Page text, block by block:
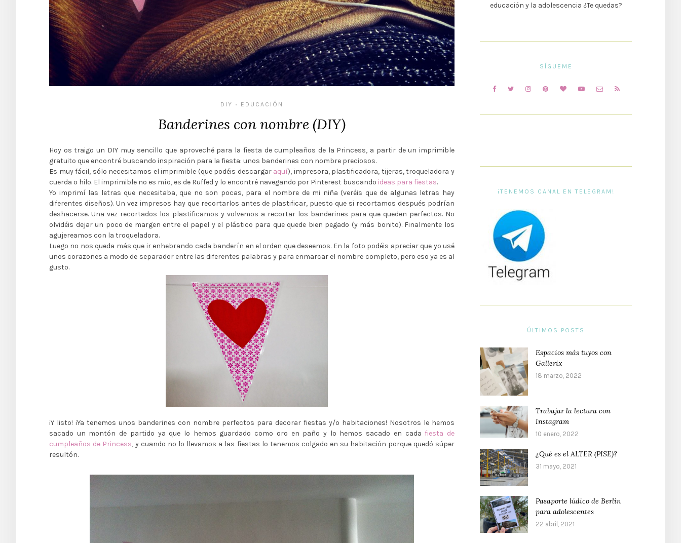
DIY • EDUCACIÓN
Banderines con nombre (DIY)
Hoy os traigo un DIY muy sencillo que aproveché para la fiesta de cumpleaños de la Princess, a partir de un imprimible
gratuito que encontré buscando inspiración para la fiesta: unos banderines con nombre preciosos.
Es muy fácil, sólo necesitamos el imprimible (que podéis descargar aquí), impresora, plastificadora, tijeras, troqueladora y
cuerda o hilo. El imprimible no es mío, es de Ruffed y lo encontré navegando por Pinterest buscando ideas para fiestas.
Yo imprimí las letras que necesitaba, que no son pocas, para el nombre de mi niña (veréis que de algunas letras hay
diferentes diseños). Un vez impresos hay que recortarlos antes de plastificar, puesto que si recortamos después podrían
deshacerse. Una vez recortados los plastificamos y volvemos a recortar los banderines para que queden perfectos. No
olvidéis dejar un poco de margen entre el papel y el plástico para que quede bien pegado (y más bonito). Finalmente los
agujereamos con la troqueladora.
Luego no nos queda más que ir enhebrando cada banderín en el orden que deseemos. En la foto podéis apreciar que yo usé
unos corazones a modo de separador entre las diferentes palabras y para enmarcar el nombre completo, pero eso ya es al
gusto.
¡Y listo! ¡Ya tenemos unos banderines con nombre perfectos para decorar fiestas y/o habitaciones! Nosotros le hemos
sacado un montón de partido ya que lo hemos guardado como oro en paño y lo hemos sacado en cadafiesta de
cumpleaños de Princess, y cuando no lo llevamos a las fiestas lo tenemos colgado en su habitación porque quedó súper
resultón.
educación y la adolescencia ¿Te quedas?
SÍGUEME
¡TENEMOS CANAL EN TELEGRAM!
ÚLTIMOS POSTS
Espacios más tuyos con
Gallerix
18 marzo, 2022
Trabajar la lectura con
Instagram
10 enero, 2022
¿Qué es el ALTER (PISE)?
31 mayo, 2021
Pasaporte lúdico de Berlín
para adolescentes
22 abril, 2021